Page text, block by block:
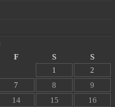
F S
S
1
2
7 8
9
14 15
16